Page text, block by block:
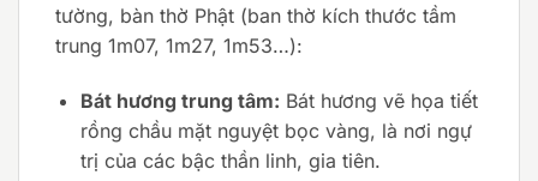
tường, bàn thờ Phật (ban thờ kích thước tầm
trung 1m07, 1m27, 1m53…):
Bát hương trung tâm: Bát hương vẽ họa tiết
rồng chầu mặt nguyệt bọc vàng, là nơi ngự
trị của các bậc thần linh, gia tiên.